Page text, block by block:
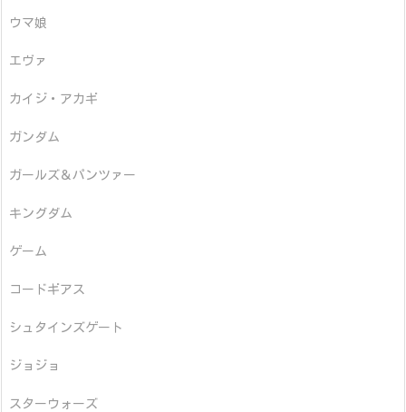
ウマ娘
エヴァ
カイジ・アカギ
ガンダム
ガールズ＆パンツァー
キングダム
ゲーム
コードギアス
シュタインズゲート
ジョジョ
スターウォーズ